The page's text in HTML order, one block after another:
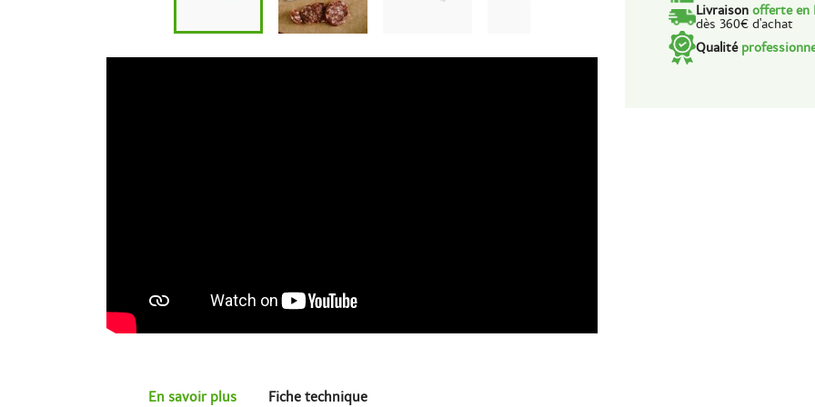
Livraison offerte en
dès 360€ d'achat
Qualité
En savoir plus Fiche technique